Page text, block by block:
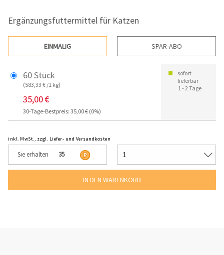
Ergänzungsfuttermittel für Katzen
EINMALIG SPAR-ABO
60 Stück
(583,33 € /1 kg)
35,00 €
30-Tage-Bestpreis: 35,00 € (0%)
sofort
lieferbar
1 - 2 Tage
inkl. MwSt., zzgl. Liefer- und Versandkosten
Sie erhalten 35